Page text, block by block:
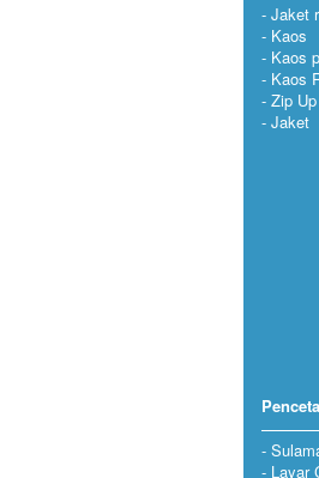
Jaket
Kaos
Kaos
Kaos
Zip Up
Jaket
Layar